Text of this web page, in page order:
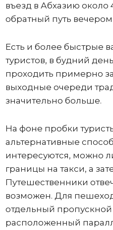
въезд в Абхазию около
обратный путь вечером
Есть и более быстрые
туристов, в будний
проходить примерно
выходные очереди
значительно больше.
На фоне пробки
альтернативные
интересуются, можно
границы на такси, а
Путешественники
возможен. Для
отдельный пропускной
расположенный